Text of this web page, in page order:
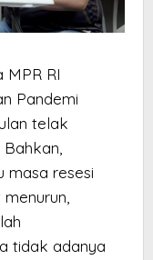
MPR RI
Pandemi
telak
masa resesi
tidak adanya